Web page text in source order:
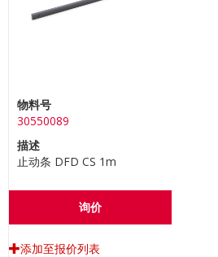
物料号
30550089
描述
止动条 DFD CS 1m
询价
添加至报价列表